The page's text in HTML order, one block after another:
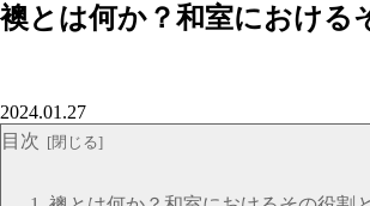
襖とは何か？和室における
2024.01.27
目次